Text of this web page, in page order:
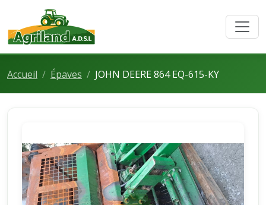
Accueil Épaves JOHN DEERE 864 EQ-615-KY